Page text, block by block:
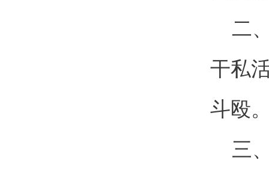
二、
干私
斗殴
三、